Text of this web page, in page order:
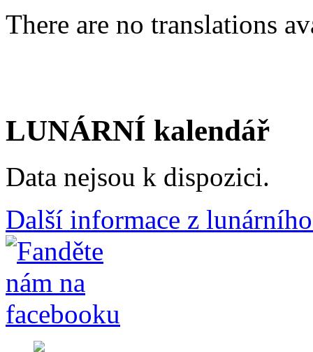
There are no translations
LUNÁRNÍ kalendář
Data nejsou k dispozici.
Další informace z